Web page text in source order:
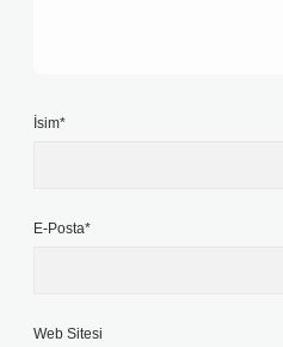
İsim*
E-Posta*
Web Sitesi